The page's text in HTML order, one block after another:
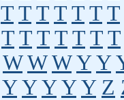
T T T T T T T
T T T T T T T
W W W Y Y
Y Y Y Y Y Z